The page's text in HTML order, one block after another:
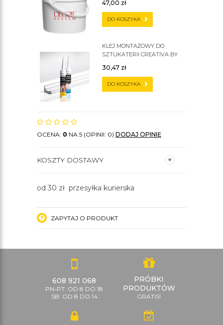
47,00 zł
DO KOSZYKA
KLEJ MONTAŻOWY DO
SZTUKATERII CREATIVA BY
30,47 zł
DO KOSZYKA
OCENA: 0 NA 5 (OPINII: 0) DODAJ OPINIĘ
KOSZTY DOSTAWY
od 30 zł przesyłka kurierska
ZAPYTAJ O PRODUKT
608 921 068
PN-PT: OD 8 DO 18
SB: OD 8 DO 14
PRÓBKI
PRODUKTÓW
GRATIS!